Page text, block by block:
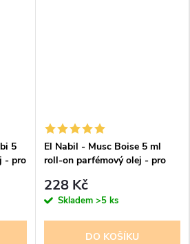
5
- pro
El Nabil - Musc Boise 5 ml
roll-on parfémový olej - pro
228 Kč
Skladem >5 ks
DO KOŠÍKU